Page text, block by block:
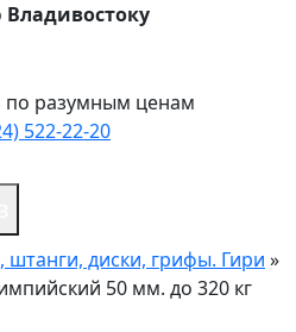
Владивостоку
по разумным ценам
522-22-20
штанги, диски, грифы. Гири »
50 мм. до 320 кг